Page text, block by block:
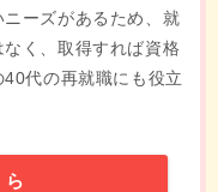
ーズがあるため、就
く、取得すれば資格
代の再就職にも役立